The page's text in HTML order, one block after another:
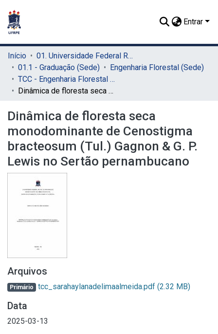
Entrar
Início
01. Universidade Federal Rural de Pernambuco - UFRPE (Sede)
01.1 - Graduação (Sede)
Engenharia Florestal (Sede)
TCC - Engenharia Florestal (Sede)
Dinâmica de floresta seca monodominante de Cenostigma bracteosum (Tul.) Gagnon & G. P. Lewis no Sertão pernambucano
Dinâmica de floresta seca
monodominante de Cenostigma
bracteosum (Tul.) Gagnon & G. P.
Lewis no Sertão pernambucano
Arquivos
Primário tcc_sarahaylanadelimaalmeida.pdf (2.32 MB)
Data
2025-03-13